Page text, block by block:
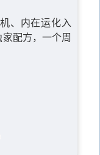
、内在运化入
配方，一个周